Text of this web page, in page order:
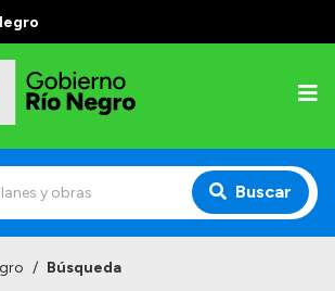
Buscar
/ Búsqueda